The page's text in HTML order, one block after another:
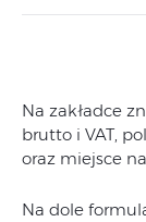
Na zakładce
brutto i VAT,
oraz miejsce
Na dole